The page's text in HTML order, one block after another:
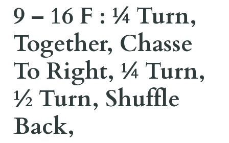
9 – 16 F : ¼ Turn,
Together, Chasse
To Right, ¼ Turn,
½ Turn, Shuffle
Back,